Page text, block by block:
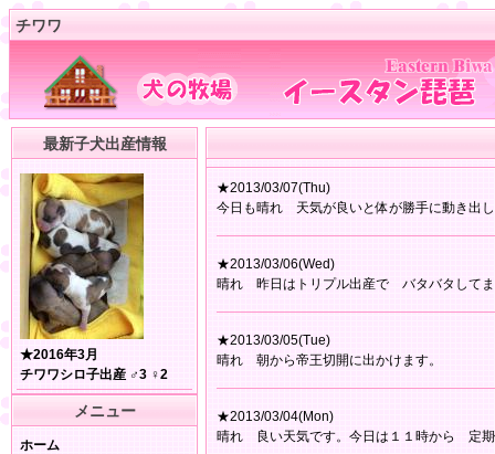
チワワ
最新子犬出産情報
★2016年3月
チワワシロ子出産 ♂3 ♀2
メニュー
ホーム
★2013/03/07(Thu)
今日も晴れ 天気が良いと体が勝手に動き出
★2013/03/06(Wed)
晴れ 昨日はトリプル出産で バタバタしてま
★2013/03/05(Tue)
晴れ 朝から帝王切開に出かけます。
★2013/03/04(Mon)
晴れ 良い天気です。今日は１１時から 定期